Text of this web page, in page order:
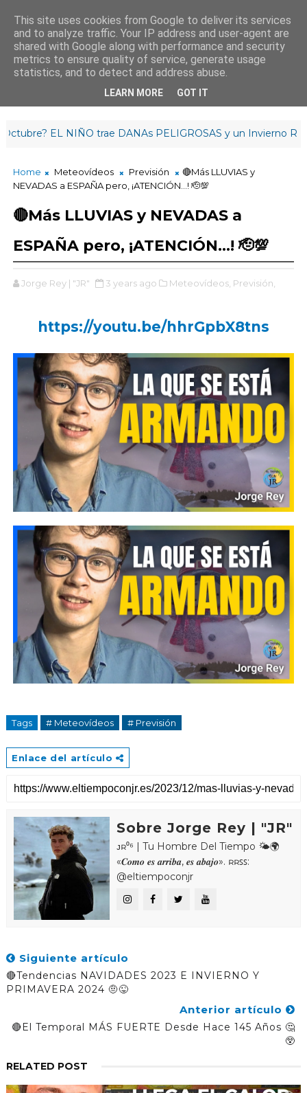
¡Buenos días!
10: 53: 42
EL NIÑO trae DANAs PELIGROSAS y un Invierno
Home Meteovídeos Previsión
🔴Más LLUVIAS y
NEVADAS a ESPAÑA pero, ¡ATENCIÓN...! 🫡💯
🔴Más LLUVIAS y NEVADAS a
ESPAÑA pero, ¡ATENCIÓN...! 🫡💯
Jorge Rey | "JR" 3 years ago Meteovídeos, Previsión,
https://youtu.be/hhrGpbX8tns
Tags # Meteovídeos # Previsión
Enlace del artículo
Sobre Jorge Rey | "JR"
ᴊʀ⁰⁶ | Tu Hombre Del Tiempo 🌤🌍
«𝑪𝒐𝒎𝒐 𝒆𝒔 𝒂𝒓𝒓𝒊𝒃𝒂, 𝒆𝒔 𝒂𝒃𝒂𝒋𝒐». ʀʀꜱꜱ:
@eltiempoconjr
Siguiente artículo
🔴Tendencias NAVIDADES 2023 E INVIERNO Y
PRIMAVERA 2024 🤨😜
Anterior artículo
🔴El Temporal MÁS FUERTE Desde Hace 145 Años 🤔
😲
RELATED POST
This site uses cookies from Google to deliver its services
and to analyze traffic. Your IP address and user-agent are
shared with Google along with performance and security
metrics to ensure quality of service, generate usage
statistics, and to detect and address abuse.
LEARN MORE GOT IT